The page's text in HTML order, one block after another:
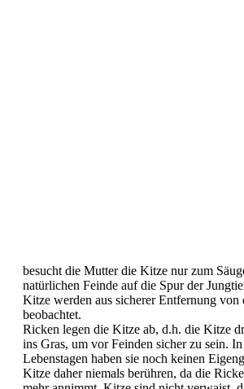
besucht die Mutter die Kitze nur zum
natürlichen Feinde auf die Spur der
Kitze werden aus sicherer Entfernung von
beobachtet.
Ricken legen die Kitze ab, d.h. die Kitze
ins Gras, um vor Feinden sicher zu sein. In
Lebenstagen haben sie noch keinen
Kitze daher niemals berühren, da die